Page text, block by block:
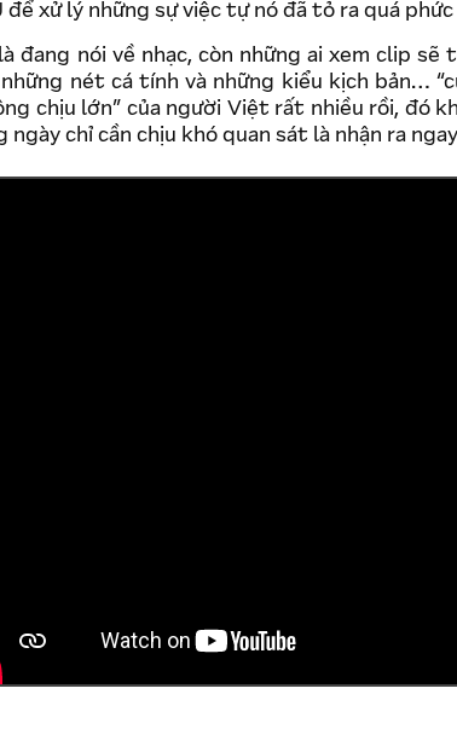
để xử lý những sự việc tự nó đã tỏ ra quá
đang nói về nhạc, còn những ai xem clip
những nét cá tính và những kiểu kịch bản…
chịu lớn” của người Việt rất nhiều rồi, đó
ngày chỉ cần chịu khó quan sát là nhận ra